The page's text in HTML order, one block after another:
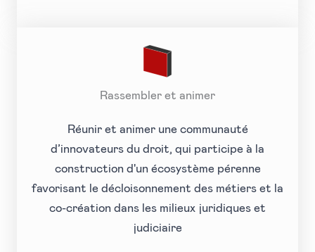
Rassembler et animer
Réunir et animer une communauté
d’innovateurs du droit, qui participe à la
construction d'un écosystème pérenne
favorisant le décloisonnement des métiers et la
co-création dans les milieux juridiques et
judiciaire